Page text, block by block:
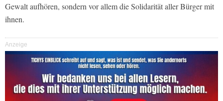
Gewalt aufhören, sondern vor allem die Solidarität aller Bürger mit
ihnen.
Anzeige